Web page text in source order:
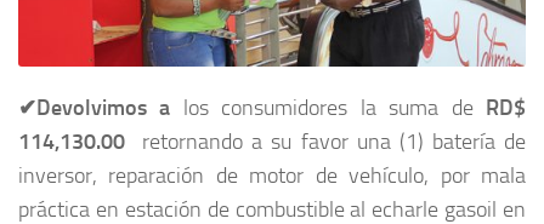
✔Devolvimosa los consumidores la suma de RD$
114,130.00
retornando a su favor una (1) batería de
inversor, reparación de motor de vehículo, por mala
práctica en estación de combustible al echarle gasoil en